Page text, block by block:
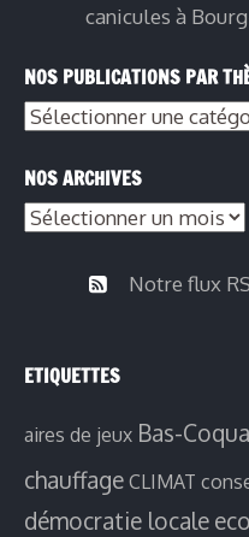
canicules à
NOS PUBLICATIONS PAR
Nos
par
thèmes
NOS ARCHIVES
Nos
Notre flux
ETIQUETTES
aires de jeux Bas-
chauffage CLIMAT
démocratie locale